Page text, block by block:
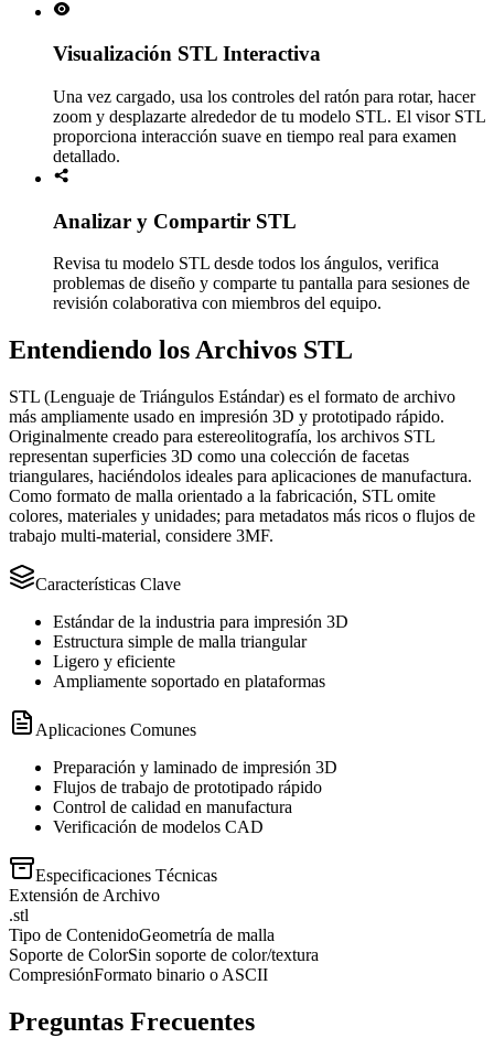
Visualización STL Interactiva
Una vez cargado, usa los controles del ratón para rotar, hacer
zoom y desplazarte alrededor de tu modelo STL. El visor STL
proporciona interacción suave en tiempo real para examen
detallado.
Analizar y Compartir STL
Revisa tu modelo STL desde todos los ángulos, verifica
problemas de diseño y comparte tu pantalla para sesiones de
revisión colaborativa con miembros del equipo.
Entendiendo los Archivos STL
STL (Lenguaje de Triángulos Estándar) es el formato de archivo
más ampliamente usado en impresión 3D y prototipado rápido.
Originalmente creado para estereolitografía, los archivos STL
representan superficies 3D como una colección de facetas
triangulares, haciéndolos ideales para aplicaciones de manufactura.
Como formato de malla orientado a la fabricación, STL omite
colores, materiales y unidades; para metadatos más ricos o flujos de
trabajo multi-material, considere 3MF.
Características Clave
Estándar de la industria para impresión 3D
Estructura simple de malla triangular
Ligero y eficiente
Ampliamente soportado en plataformas
Aplicaciones Comunes
Preparación y laminado de impresión 3D
Flujos de trabajo de prototipado rápido
Control de calidad en manufactura
Verificación de modelos CAD
Especificaciones Técnicas
Extensión de Archivo
.stl
Tipo de ContenidoGeometría de malla
Soporte de ColorSin soporte de color/textura
CompresiónFormato binario o ASCII
Preguntas Frecuentes